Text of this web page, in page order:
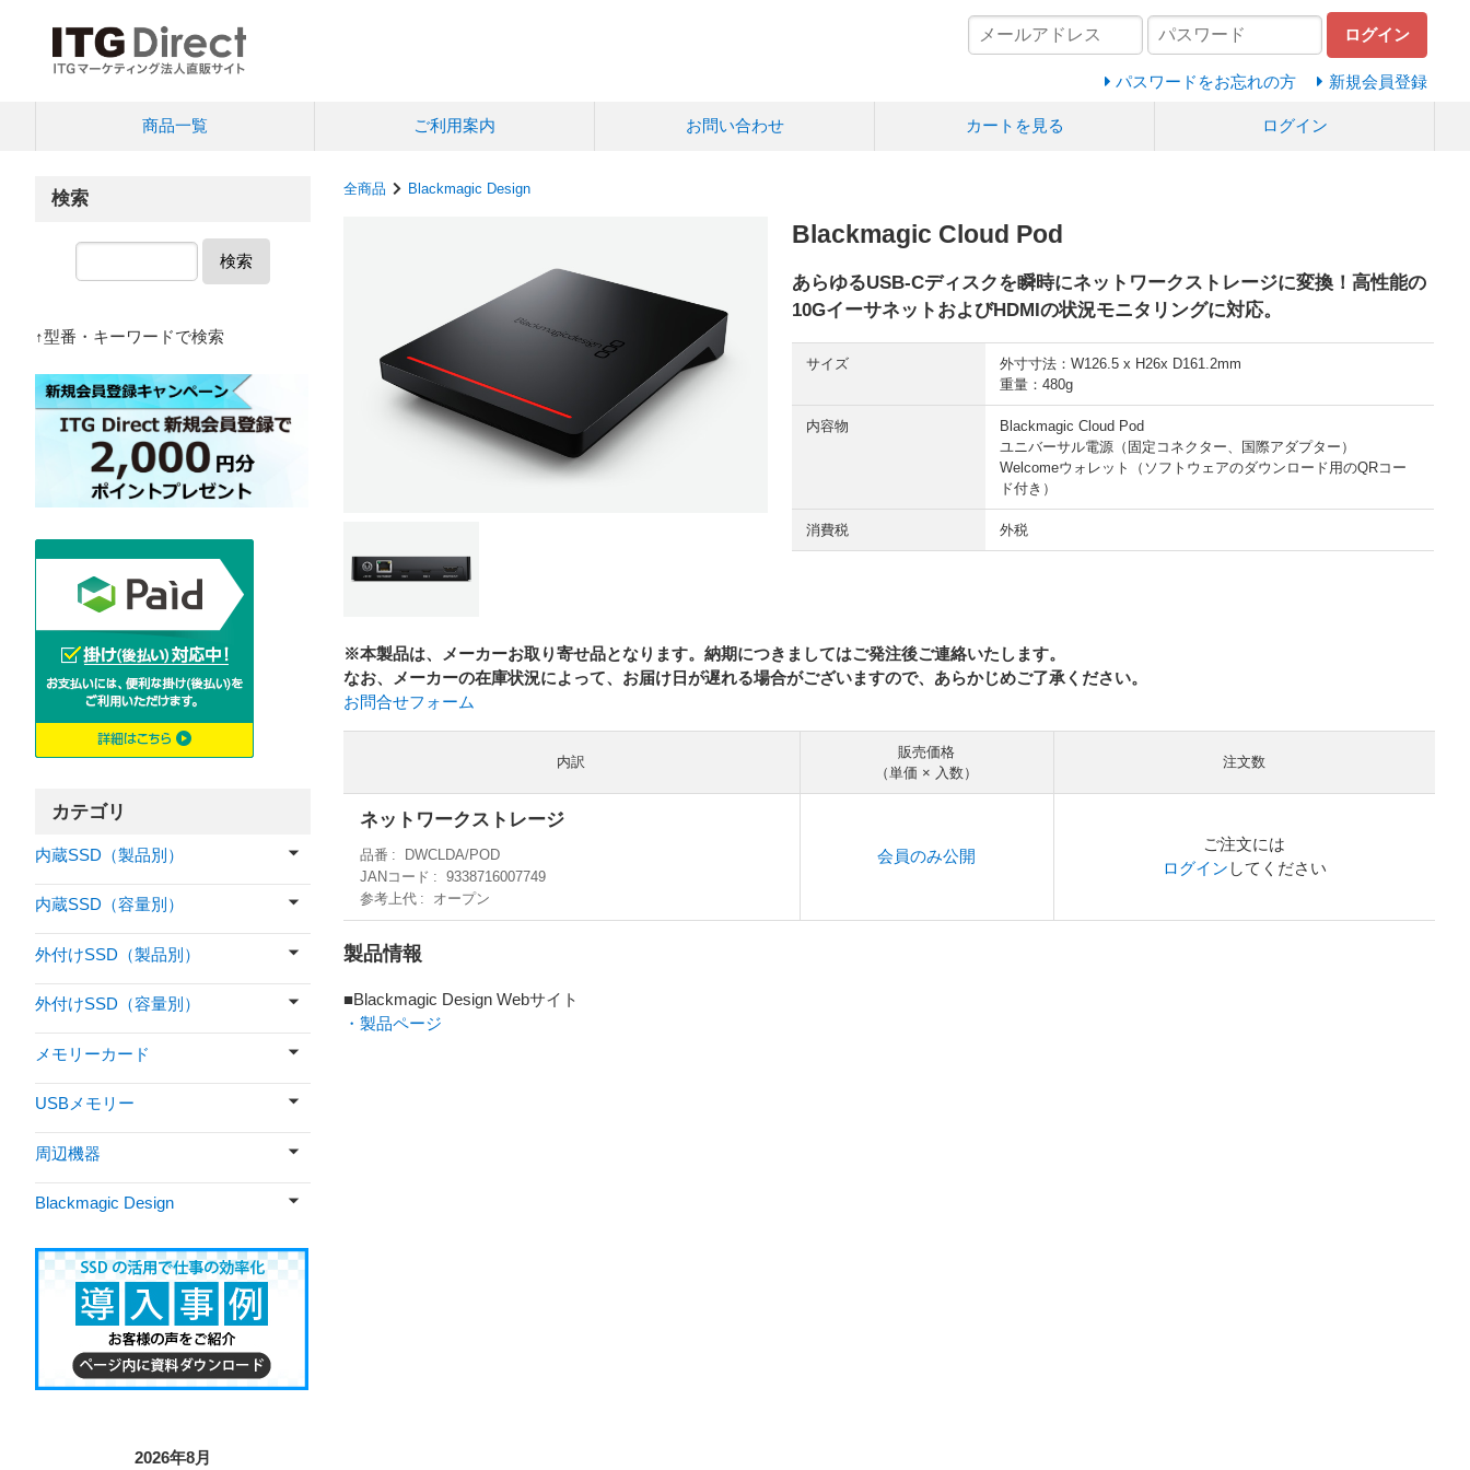
ログイン
パスワードをお忘れの方 新規会員登録
商品一覧 ご利用案内 お問い合わせ カートを見る ログイン
全商品 Blackmagic Design
Blackmagic Cloud Pod
あらゆるUSB-Cディスクを瞬時にネットワークストレージに変換！高性能の
10GイーサネットおよびHDMIの状況モニタリングに対応。
サイズ
外寸寸法：W126.5 x H26x D161.2mm
重量：480g
内容物
Blackmagic Cloud Pod
ユニバーサル電源（固定コネクター、国際アダプター）
Welcomeウォレット（ソフトウェアのダウンロード用のQRコー
ド付き）
消費税 外税
※本製品は、メーカーお取り寄せ品となります。納期につきましてはご発注後ご連絡いたします。
なお、メーカーの在庫状況によって、お届け日が遅れる場合がございますので、あらかじめご了承ください。
お問合せフォーム
内訳
販売価格
（単価 × 入数）
注文数
ネットワークストレージ
品番
DWCLDA/POD
JANコード
9338716007749
参考上代
オープン
会員のみ公開
ご注文には
ログイン してください
製品情報
■Blackmagic Design Webサイト
・製品ページ
検索
検索
↑型番・キーワードで検索
カテゴリ
内蔵SSD（製品別）
内蔵SSD（容量別）
外付けSSD（製品別）
外付けSSD（容量別）
メモリーカード
USBメモリー
周辺機器
Blackmagic Design
2026年8月